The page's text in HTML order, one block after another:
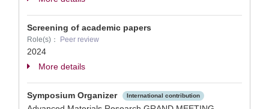
Screening of academic papers
Role(s)： Peer review
2024
More details
Symposium Organizer International contribution